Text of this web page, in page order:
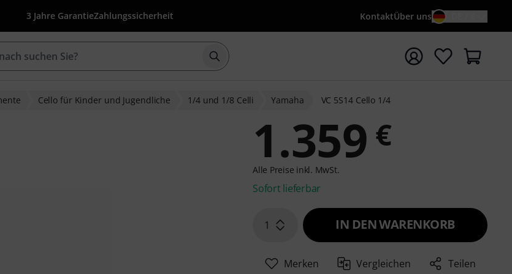
3 Jahre GarantieZahlungssicherheit KontaktÜber uns
Suche mit Suchwort {searchTerm} starten
Cello für Kinder und Jugendliche 1/4 und 1/8 Celli Yamaha VC 5S14 Cello 1/4
1.359 €
Alle Preise inkl. MwSt.
Sofort lieferbar
1 IN DEN WARENKORB
Merken Vergleichen Teilen